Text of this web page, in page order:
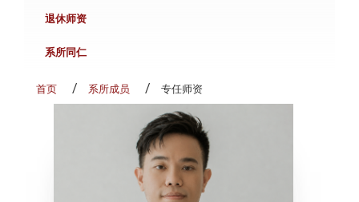
退休师资
系所同仁
首页 系所成员 专任师资